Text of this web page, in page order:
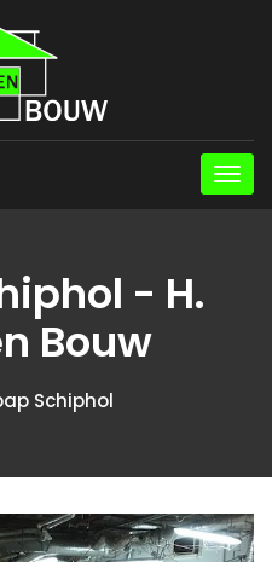
- H.
Bouw
Schiphol